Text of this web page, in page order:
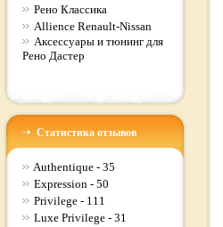
Рено Классика
Allience Renault-Nissan
Аксессуары и тюнинг для
Рено Дастер
Статистика отзывов
Authentique - 35
Expression - 50
Privilege - 111
Luxe Privilege - 31